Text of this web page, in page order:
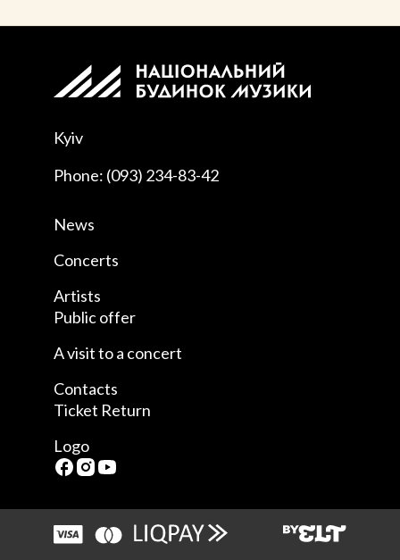
Kyiv
Phone: (093) 234-83-42
News
Concerts
Artists
Public offer
A visit to a concert
Contacts
Ticket Return
Logo